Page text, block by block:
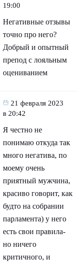
19:00
Негативные отзывы
точно про него?
Добрый и опытный
препод с лояльным
оцениванием
21 февраля 2023
в 20:42
Я честно не
понимаю откуда так
много негатива, по
моему очень
приятный мужчина,
красиво говорит, как
будто на собрании
парламента) у него
есть свои правила-
но ничего
критичного, и